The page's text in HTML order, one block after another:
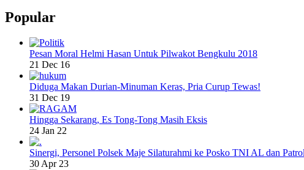
Popular
Pesan Moral Helmi Hasan Untuk Pilwakot Bengkulu 2018
21 Dec 16
Diduga Makan Durian-Minuman Keras, Pria Curup Tewas!
31 Dec 19
Hingga Sekarang, Es Tong-Tong Masih Eksis
24 Jan 22
Sinergi, Personel Polsek Maje Silaturahmi ke Posko TNI AL dan
30 Apr 23